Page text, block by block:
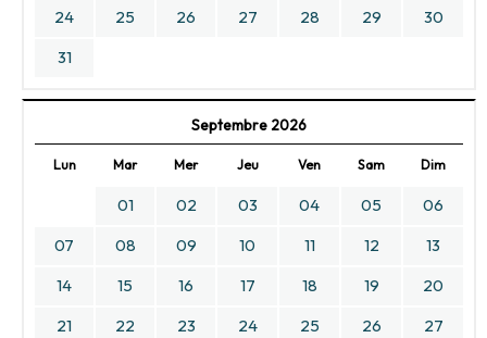
24
25 26 27 28 29
30
31
Septembre 2026
Lun Mar Mer Jeu Ven Sam Dim
01 02 03 04 05
06
07
08 09 10 11 12
13
14
15 16 17 18 19
20
21
22 23 24 25 26
27